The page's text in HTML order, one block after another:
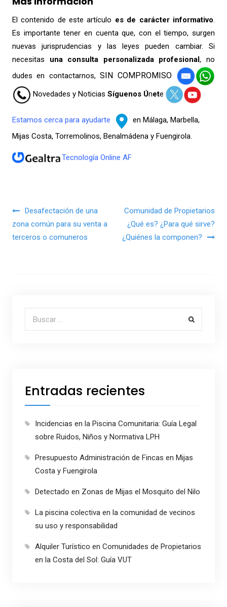
El contenido de este artículo es de carácter informativo.
Es importante tener en cuenta que, con el tiempo, surgen
nuevas jurisprudencias y las leyes pueden cambiar. Si
necesitas una consulta personalizada profesional, no
dudes en contactarnos,SIN COMPROMISO
Novedades y Noticias Síguenos Únete
Estamos cerca para ayudarte
en Málaga, Marbella,
Mijas Costa, Torremolinos, Benalmádena y Fuengirola.
Tecnología Online AF
Navegación de entradas
Desafectación de una
zona común para su venta a
terceros o comuneros
Comunidad de Propietarios
¿Qué es? ¿Para qué sirve?
¿Quiénes la componen?
Buscar por:
Entradas recientes
Incidencias en la Piscina Comunitaria: Guía Legal
sobre Ruidos, Niños y Normativa LPH
Presupuesto Administración de Fincas en Mijas
Costa y Fuengirola
Detectado en Zonas de Mijas el Mosquito del Nilo
La piscina colectiva en la comunidad de vecinos
su uso y responsabilidad
Alquiler Turístico en Comunidades de Propietarios
en la Costa del Sol: Guía VUT